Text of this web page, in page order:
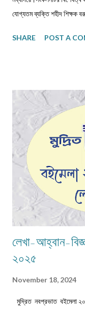
যোগ্যতম ব্যক্তি শহীদ শিক্ষক
অনুবন্ধ নয়, এক একটি
আমাদের নিয়ে এসেছে সামাজিক
রেখে, সমাজের বানানো নিয়মকে
ধর্মচেতনাকে জলাঞ্জলি দিয়ে
SHARE POST A
লেখা-আহ্বান-
২০২৫
November 18, 2024
মুদ্রিত নবপ্রভাত বইমেলা